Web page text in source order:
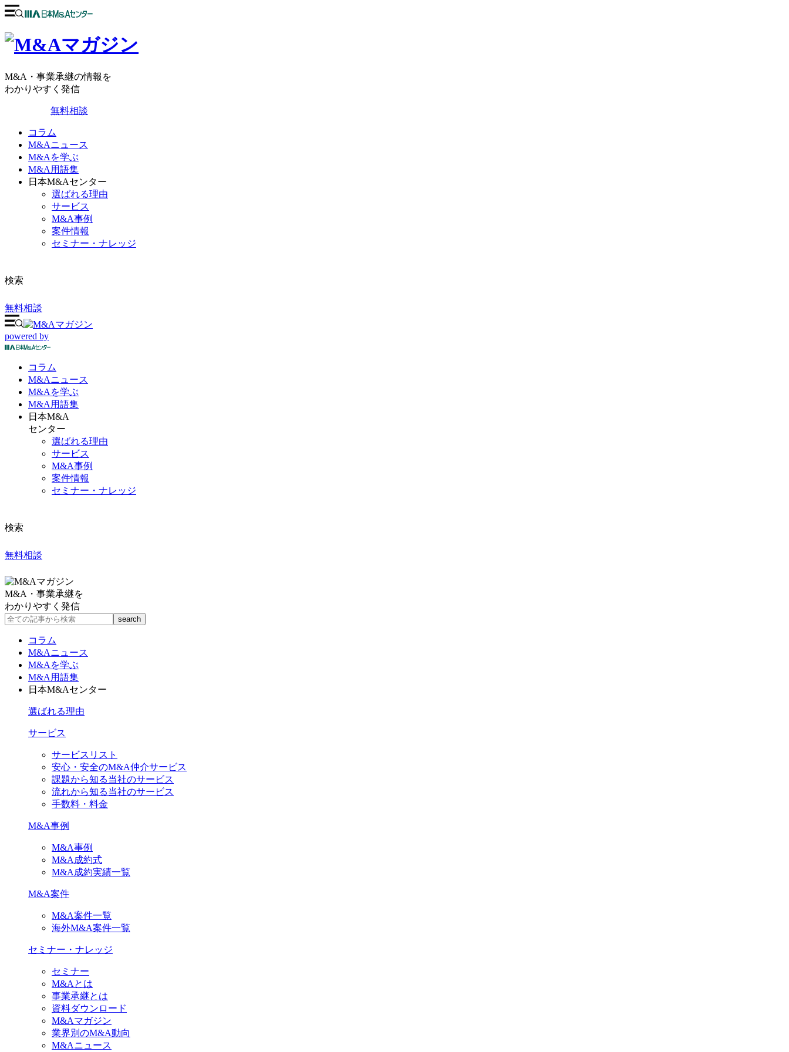
M&A・事業承継の情報を
わかりやすく発信
無料相談
コラム
M&Aニュース
M&Aを学ぶ
M&A用語集
日本M&Aセンター
選ばれる理由
サービス
M&A事例
案件情報
セミナー・ナレッジ
検索
無料相談
powered by
コラム
M&Aニュース
M&Aを学ぶ
M&A 用語集
日本M&A
センター
選ばれる理由
サービス
M&A事例
案件情報
セミナー・ナレッジ
検索
無料相談
M&A・事業承継を
わかりやすく発信
コラム
M&Aニュース
M&Aを学ぶ
M&A用語集
日本M&Aセンター
選ばれる理由
サービス
サービスリスト
安心・安全のM&A仲介サービス
課題から知る当社のサービス
流れから知る当社のサービス
手数料・料金
M&A事例
M&A事例
M&A成約式
M&A成約実績一覧
M&A案件
M&A案件一覧
海外M&A案件一覧
セミナー・ナレッジ
セミナー
M&Aとは
事業承継とは
資料ダウンロード
M&Aマガジン
業界別のM&A動向
M&Aニュース